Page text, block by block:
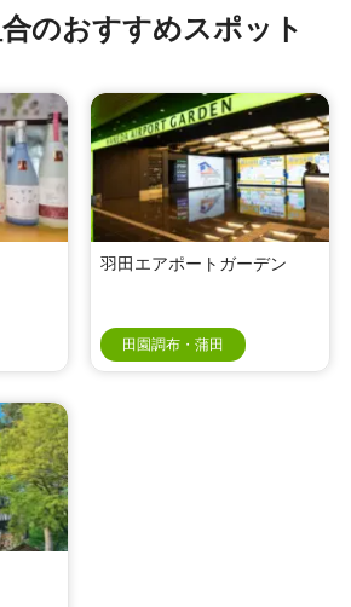
のおすすめスポット
羽田エアポートガーデン
田園調布・蒲田